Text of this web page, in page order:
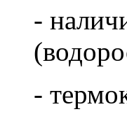
-
-